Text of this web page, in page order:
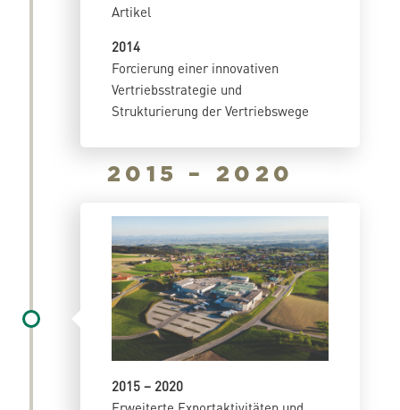
Artikel
2014
Forcierung einer innovativen
Vertriebsstrategie und
Strukturierung der Vertriebswege
2015 – 2020
2015 – 2020